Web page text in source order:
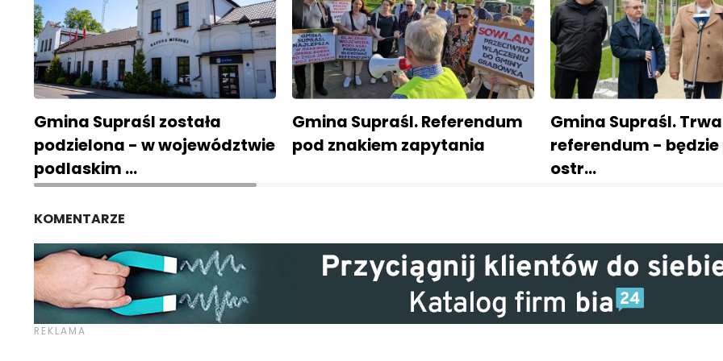
Gmina Supraśl została
podzielona - w województwie
podlaskim …
Gmina Supraśl. Referendum
pod znakiem zapytania
Gmina Supraśl.
referendum -
ostr…
KOMENTARZE